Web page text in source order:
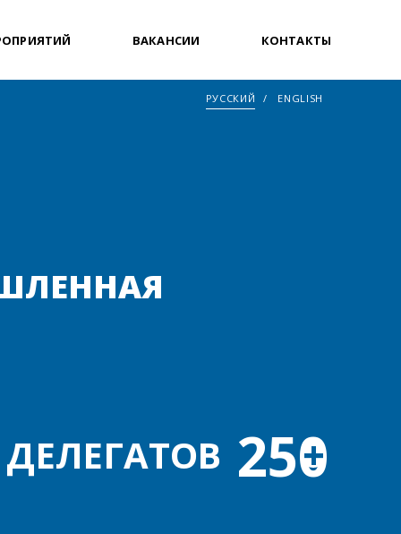
ВАКАНСИИ КОНТАКТЫ
РУССКИЙ ENGLISH
ДЕЛЕГАТОВ 250
+